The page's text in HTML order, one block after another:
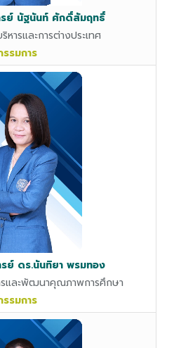
รย์ นัฐนันท์ ศักดิ์สัมฤทธิ์
ารและการต่างประเทศ
รรมการ
ย์ ดร.นันทิยา พรมทอง
และพัฒนาคุณภาพการศึกษา
รรมการ